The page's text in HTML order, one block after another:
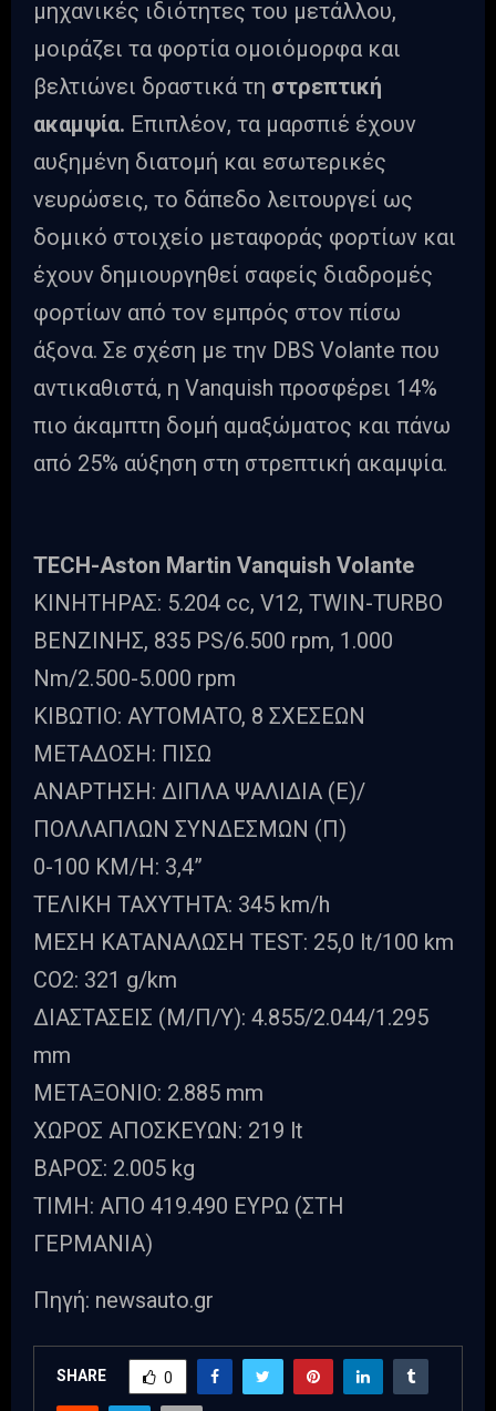
μηχανικές ιδιότητες του μετάλλου,
μοιράζει τα φορτία ομοιόμορφα και
βελτιώνει δραστικά τη στρεπτική
ακαμψία. Επιπλέον, τα μαρσπιέ έχουν
αυξημένη διατομή και εσωτερικές
νευρώσεις, το δάπεδο λειτουργεί ως
δομικό στοιχείο μεταφοράς φορτίων και
έχουν δημιουργηθεί σαφείς διαδρομές
φορτίων από τον εμπρός στον πίσω
άξονα. Σε σχέση με την DBS Volante που
αντικαθιστά, η Vanquish προσφέρει 14%
πιο άκαμπτη δομή αμαξώματος και πάνω
από 25% αύξηση στη στρεπτική ακαμψία.
TECH-Aston Martin Vanquish Volante
ΚΙΝΗΤΗΡΑΣ: 5.204 cc, V12, TWIN-TURBO
ΒΕΝΖΙΝΗΣ, 835 PS/6.500 rpm, 1.000
Nm/2.500-5.000 rpm
ΚΙΒΩΤΙΟ: AYTOMATO, 8 ΣΧΕΣΕΩΝ
ΜΕΤΑΔΟΣΗ: ΠΙΣΩ
ΑΝΑΡΤΗΣΗ: ΔΙΠΛΑ ΨΑΛΙΔΙΑ (E)/
ΠΟΛΛΑΠΛΩΝ ΣΥΝΔΕΣΜΩΝ (Π)
0-100 KM/H: 3,4”
ΤΕΛΙΚΗ ΤΑΧΥΤΗΤΑ: 345 km/h
ΜΕΣΗ ΚΑΤΑΝΑΛΩΣΗ TEST: 25,0 lt/100 km
CO2: 321 g/km
ΔΙΑΣΤΑΣΕΙΣ (Μ/Π/Y): 4.855/2.044/1.295
mm
ΜΕΤΑΞΟΝΙΟ: 2.885 mm
ΧΩΡΟΣ ΑΠΟΣΚΕΥΩΝ: 219 lt
ΒΑΡΟΣ: 2.005 kg
TIMH: AΠΟ 419.490 EΥΡΩ (ΣΤΗ
ΓΕΡΜΑΝΙΑ)
Πηγή: newsauto.gr
SHARE 0